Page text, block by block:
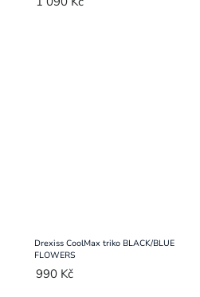
Drexiss CoolMax triko BLACK/BLUE
FLOWERS
990 Kč